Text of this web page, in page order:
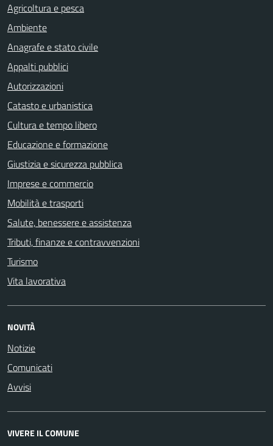
Agricoltura e pesca
Ambiente
Anagrafe e stato civile
Appalti pubblici
Autorizzazioni
Catasto e urbanistica
Cultura e tempo libero
Educazione e formazione
Giustizia e sicurezza pubblica
Imprese e commercio
Mobilità e trasporti
Salute, benessere e assistenza
Tributi, finanze e contravvenzioni
Turismo
Vita lavorativa
NOVITÀ
Notizie
Comunicati
Avvisi
VIVERE IL COMUNE